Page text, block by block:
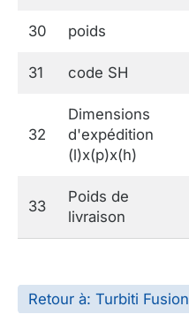
30 poids
31 code SH
32
Dimensions
d'expédition
(l)x(p)x(h)
33
Poids de
livraison
Retour à: Turbiti Fusion